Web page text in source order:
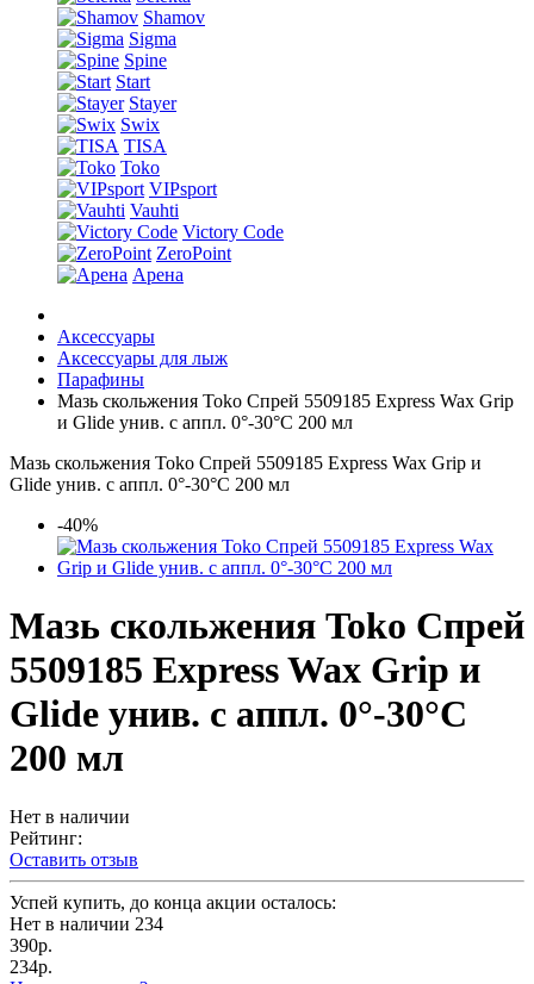
Shamov
Sigma
Spine
Start
Stayer
Swix
TISA
Toko
VIPsport
Vauhti
Victory Code
ZeroPoint
Арена
Аксессуары
Аксессуары для лыж
Парафины
Мазь скольжения Toko Спрей 5509185 Express Wax Grip
и Glide унив. c аппл. 0°-30°С 200 мл
Мазь скольжения Toko Спрей 5509185 Express Wax Grip и
Glide унив. c аппл. 0°-30°С 200 мл
-40%
Мазь скольжения Toko Спрей
5509185 Express Wax Grip и
Glide унив. c аппл. 0°-30°С
200 мл
Нет в наличии
Рейтинг:
Оставить отзыв
Успей купить, до конца акции осталось:
Нет в наличии 234
390р.
234р.